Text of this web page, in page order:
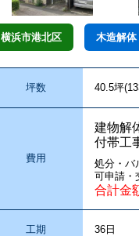
横浜市港北区 木造解体
坪数 40.5坪
費用
建物解
付帯工
処分・バ
可申請・
合計金
工期 36日